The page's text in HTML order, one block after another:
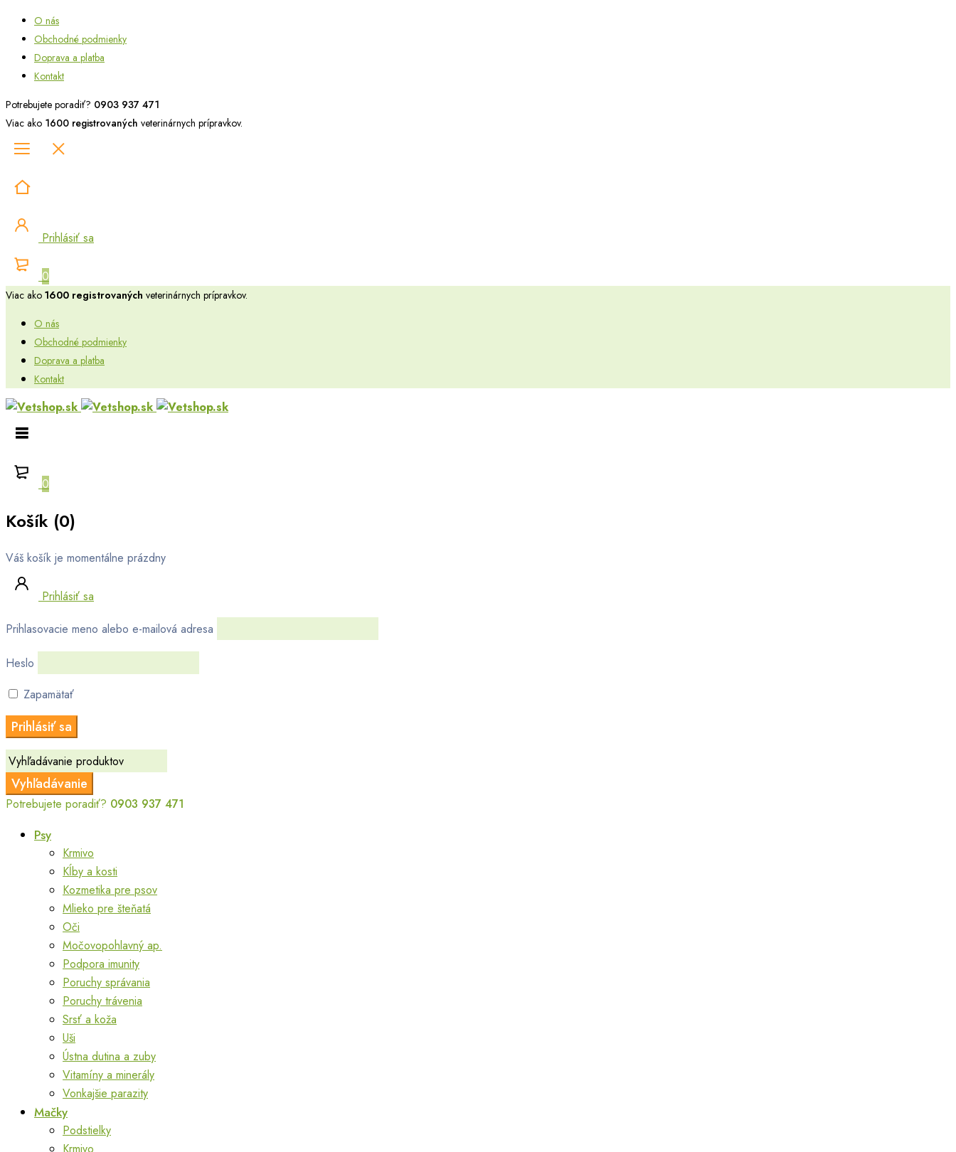
O nás
Obchodné podmienky
Doprava a platba
Kontakt
Potrebujete poradiť? 0903 937 471
Viac ako 1600 registrovaných veterinárnych prípravkov.
Prihlásiť sa
0
Viac ako 1600 registrovaných veterinárnych prípravkov.
O nás
Obchodné podmienky
Doprava a platba
Kontakt
0
Košík (0)
Váš košík je momentálne prázdny
Prihlásiť sa
Prihlasovacie meno alebo e-mailová adresa
Heslo
Zapamätať
Potrebujete poradiť? 0903 937 471
Psy
Krmivo
Kĺby a kosti
Kozmetika pre psov
Mlieko pre šteňatá
Oči
Močovopohlavný ap.
Podpora imunity
Poruchy správania
Poruchy trávenia
Srsť a koža
Uši
Ústna dutina a zuby
Vitamíny a minerály
Vonkajšie parazity
Mačky
Podstielky
Krmivo